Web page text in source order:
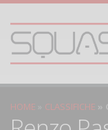
HOME CLASSIFICHE